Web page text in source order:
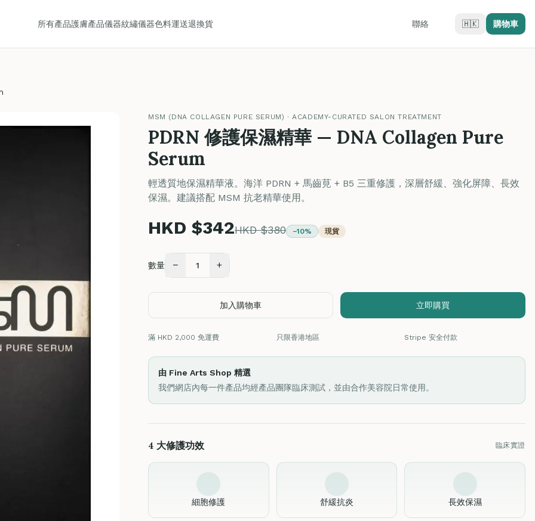
所有產品護膚產品儀器紋繡儀器色料運送退換貨 聯絡 🇭🇰 購物車
MSM (DNA COLLAGEN PURE SERUM) · ACADEMY-CURATED SALON TREATMENT
PDRN 修護保濕精華 — DNA Collagen Pure
Serum
輕透質地保濕精華液。海洋 PDRN + 馬齒莧 + B5 三重修護，深層舒緩、強化屏障、長效
保濕。建議搭配 MSM 抗老精華使用。
HKD $342HKD $380 −10% 現貨
數量 − 1 +
加入購物車 立即購買
滿 HKD 2,000 免運費 只限香港地區 Stripe 安全付款
由 Fine Arts Shop 精選
我們網店內每一件產品均經產品團隊臨床測試，並由合作美容院日常使用。
4 大修護功效 臨床實證
細胞修護 舒緩抗炎 長效保濕